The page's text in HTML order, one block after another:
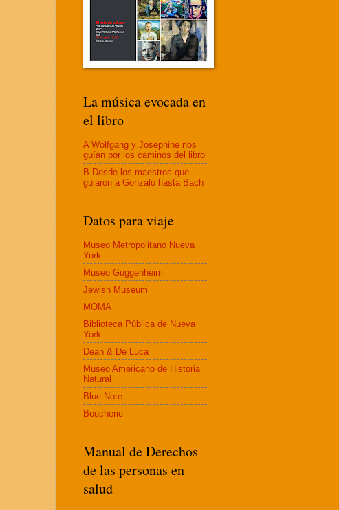
La música evocada en
el libro
A Wolfgang y Josephine nos
guían por los caminos del libro
B Desde los maestros que
guiaron a Gonzalo hasta Bach
Datos para viaje
Museo Metropolitano Nueva
York
Museo Guggenheim
Jewish Museum
MOMA
Biblioteca Pública de Nueva
York
Dean & De Luca
Museo Americano de Historia
Natural
Blue Note
Boucherie
Manual de Derechos
de las personas en
salud